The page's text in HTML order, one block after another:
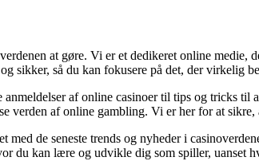
at gøre. Vi er et dedikeret online
sikker, så du kan fokusere på det, der virkelig
af online casinoer til tips og tricks
verden af online gambling. Vi er her for at
med de seneste trends og nyheder i
du kan lære og udvikle dig som spiller, uanset